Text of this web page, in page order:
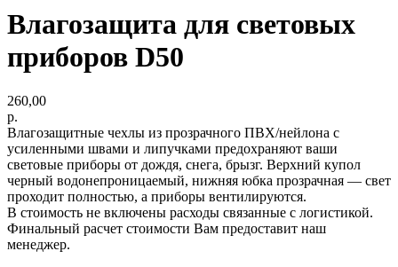
Влагозащита для световых
приборов D50
260,00
р.
Влагозащитные чехлы из прозрачного ПВХ/нейлона с
усиленными швами и липучками предохраняют ваши
световые приборы от дождя, снега, брызг. Верхний купол
черный водонепроницаемый, нижняя юбка прозрачная — свет
проходит полностью, а приборы вентилируются.
В стоимость не включены расходы связанные с логистикой.
Финальный расчет стоимости Вам предоставит наш
менеджер.